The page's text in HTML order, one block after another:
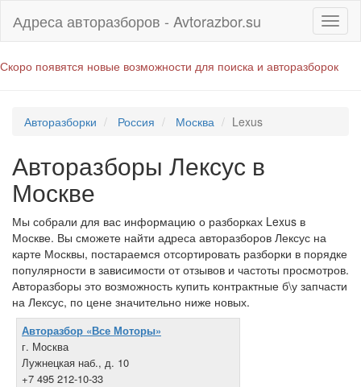
Адреса авторазборов - Avtorazbor.su
Скоро появятся новые возможности для поиска и авторазборок
Авторазборки Россия Москва Lexus
Авторазборы Лексус в
Москве
Мы собрали для вас информацию о разборках Lexus в
Москве. Вы сможете найти адреса авторазборов Лексус на
карте Москвы, постараемся отсортировать разборки в порядке
популярности в зависимости от отзывов и частоты просмотров.
Авторазборы это возможность купить контрактные б\у запчасти
на Лексус, по цене значительно ниже новых.
Авторазбор «Все Моторы»
г. Москва
Лужнецкая наб., д. 10
+7 495 212-10-33